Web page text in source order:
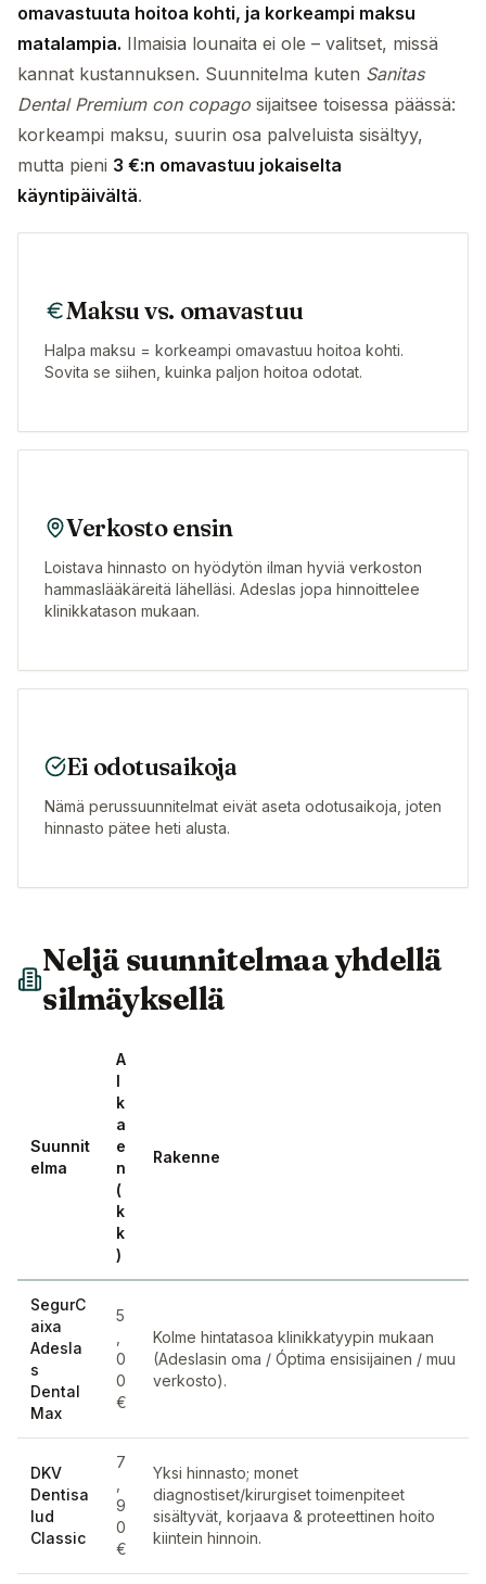
omavastuuta hoitoa kohti, ja korkeampi maksu
matalampia. Ilmaisia lounaita ei ole – valitset, missä
kannat kustannuksen. Suunnitelma kuten Sanitas
Dental Premium con copago sijaitsee toisessa päässä:
korkeampi maksu, suurin osa palveluista sisältyy,
mutta pieni 3 €:n omavastuu jokaiselta
käyntipäivältä.
Maksu vs. omavastuu
Halpa maksu = korkeampi omavastuu hoitoa kohti.
Sovita se siihen, kuinka paljon hoitoa odotat.
Verkosto ensin
Loistava hinnasto on hyödytön ilman hyviä verkoston
hammaslääkäreitä lähelläsi. Adeslas jopa hinnoittelee
klinikkatason mukaan.
Ei odotusaikoja
Nämä perussuunnitelmat eivät aseta odotusaikoja, joten
hinnasto pätee heti alusta.
Neljä suunnitelmaa yhdellä
silmäyksellä
Suunnit
elma
A
l
k
a
e
n
(
k
k
)
Rakenne
SegurC
aixa
Adesla
s
Dental
Max
5
0
0
€
Kolme hintatasoa klinikkatyypin mukaan
(Adeslasin oma / Óptima ensisijainen / muu
verkosto).
DKV
Dentisa
lud
Classic
7
9
0
€
Yksi hinnasto; monet
diagnostiset/kirurgiset toimenpiteet
sisältyvät, korjaava & proteettinen hoito
kiintein hinnoin.